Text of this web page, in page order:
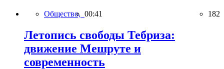
Общество, 00:41 182
Летопись свободы Тебриза:
движение Мешруте и
современность